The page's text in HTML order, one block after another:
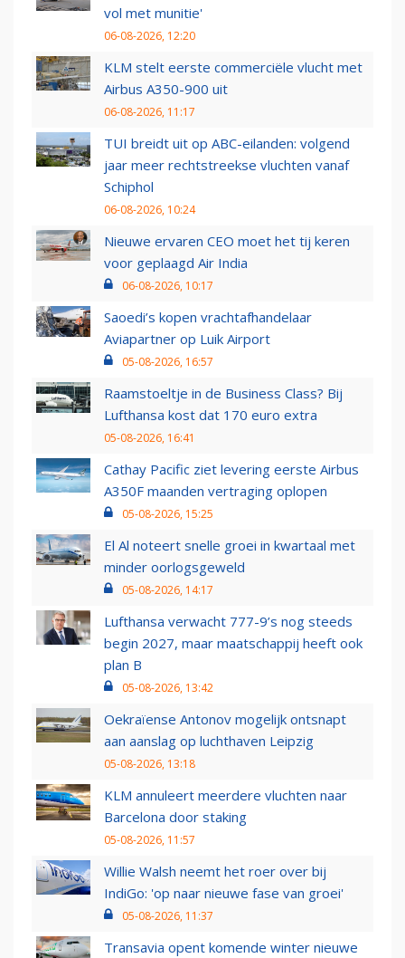
vol met munitie'
06-08-2026, 12:20
KLM stelt eerste commerciële vlucht met
Airbus A350-900 uit
06-08-2026, 11:17
TUI breidt uit op ABC-eilanden: volgend
jaar meer rechtstreekse vluchten vanaf
Schiphol
06-08-2026, 10:24
Nieuwe ervaren CEO moet het tij keren
voor geplaagd Air India
06-08-2026, 10:17
Saoedi’s kopen vrachtafhandelaar
Aviapartner op Luik Airport
05-08-2026, 16:57
Raamstoeltje in de Business Class? Bij
Lufthansa kost dat 170 euro extra
05-08-2026, 16:41
Cathay Pacific ziet levering eerste Airbus
A350F maanden vertraging oplopen
05-08-2026, 15:25
El Al noteert snelle groei in kwartaal met
minder oorlogsgeweld
05-08-2026, 14:17
Lufthansa verwacht 777-9’s nog steeds
begin 2027, maar maatschappij heeft ook
plan B
05-08-2026, 13:42
Oekraïense Antonov mogelijk ontsnapt
aan aanslag op luchthaven Leipzig
05-08-2026, 13:18
KLM annuleert meerdere vluchten naar
Barcelona door staking
05-08-2026, 11:57
Willie Walsh neemt het roer over bij
IndiGo: 'op naar nieuwe fase van groei'
05-08-2026, 11:37
Transavia opent komende winter nieuwe